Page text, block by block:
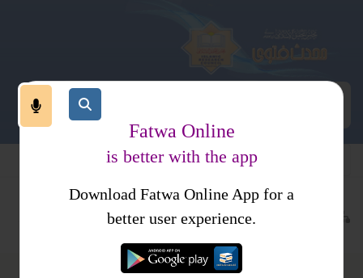
نکاح جدید مسائل کتب فتاوی
Fatwa Online
is better with the app
Download Fatwa Online App for a
better user experience.